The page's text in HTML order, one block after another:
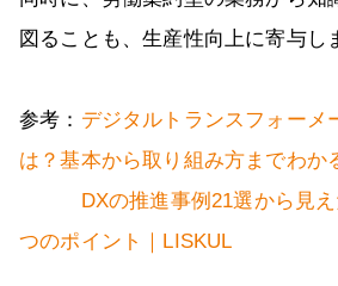
図ることも、生産性向上に寄与し
参考： デジタルトランスフォーメ
は？基本から取り組み方までわか
DXの推進事例21選から見
つのポイント｜LISKUL